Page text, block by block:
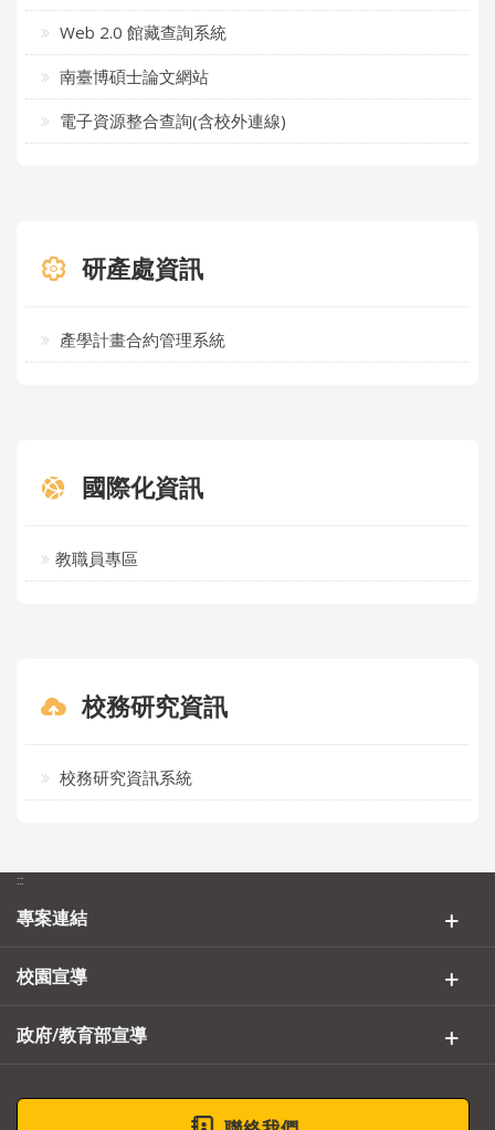
Web 2.0 館藏查詢系統
南臺博碩士論文網站
電子資源整合查詢(含校外連線)
研產處資訊
產學計畫合約管理系統
國際化資訊
教職員專區
校務研究資訊
校務研究資訊系統
:::
專案連結
校園宣導
政府/教育部宣導